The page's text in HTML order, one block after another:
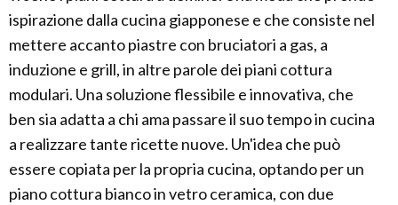
ispirazione dalla cucina giapponese e che consiste nel
mettere accanto piastre con bruciatori a gas, a
induzione e grill, in altre parole dei piani cottura
modulari. Una soluzione flessibile e innovativa, che
ben sia adatta a chi ama passare il suo tempo in cucina
a realizzare tante ricette nuove. Un'idea che può
essere copiata per la propria cucina, optando per un
piano cottura bianco in vetro ceramica, con due